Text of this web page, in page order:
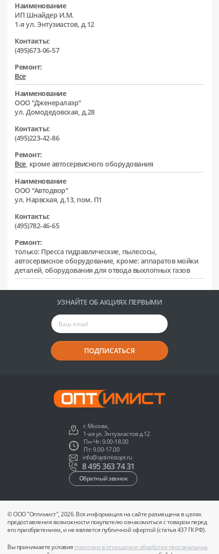
Наименование
ИП Шнайдер И.М.
1-я ул. Энтузиастов, д.12
Контакты:
(495)673-06-57
Ремонт:
Все
Наименование
ООО "Дженералаэр"
ул. Домодедовская, д.28
Контакты:
(495)223-42-86
Ремонт:
Все, кроме автосервисного оборудования
Наименование
ООО "Автодвор"
ул. Нарвская, д.13, пом. П1
Контакты:
(495)782-46-65
Ремонт:
только: Пресса гидравлические, пылесосы,
автосервисное оборудование, кроме: аппаратов мойки
деталей, оборудования для отвода выхлопных газов
УЗНАЙТЕ ОБ АКЦИЯХ ПЕРВЫМИ
ПОДПИСАТЬСЯ
г. Москва,
1-ая ул. Энтузиастов д.12
Пн-Чт: 9.00-18.00
Пт: 9.00-17.00
info@optimistopt.ru
8 495 363 74 31
Обратный звонок
© ООО "Оптимист", 2026. Вся информация на сайте размещена в целях
предоставления возможности покупателю ознакомиться с товаром перед
его приобретением, и не является публичной офертой (статья 437 ГК РФ).
Вы принимаете условия политики в отношении обработки персональных